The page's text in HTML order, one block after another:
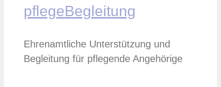
pflegeBegleitung
Ehrenamtliche Unterstützung und
Begleitung für pflegende Angehörige